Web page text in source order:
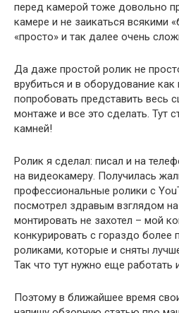
перед камерой тоже довольно
камере и не заикаться всякими
«просто» и так далее очень
Да даже простой ролик не
врубиться и в оборудование как
попробовать представить весь
монтаже и все это сделать. Тут
камней!
Ролик я сделал: писал и на
на видеокамеру. Получилась
профессиональные ролики с
посмотрел здравым взглядом
монтировать не захотел – мой
конкурировать с гораздо
роликами, которые и сняты
Так что тут нужно еще работать
Поэтому в ближайшее время